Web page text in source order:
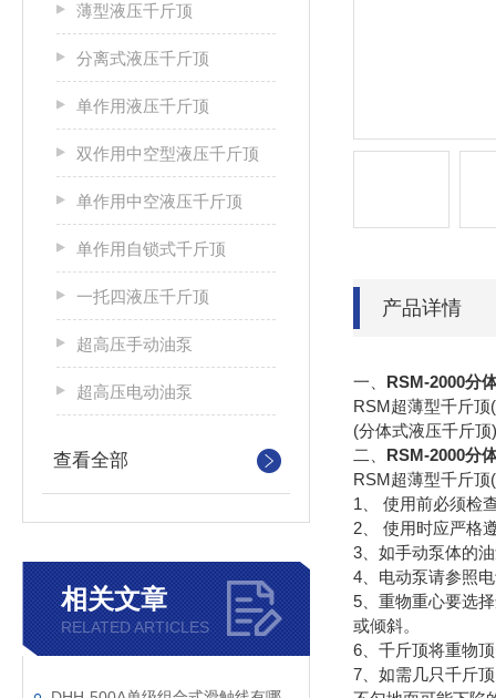
薄型液压千斤顶
分离式液压千斤顶
单作用液压千斤顶
双作用中空型液压千斤顶
单作用中空液压千斤顶
单作用自锁式千斤顶
一托四液压千斤顶
超高压手动油泵
超高压电动油泵
查看全部
相关文章
RELATED ARTICLES
产品详情
一、 RSM-2000分
RSM超薄型千斤
(分体式液压千斤
二、 RSM-2000分
RSM超薄型千斤
1、 使用前必须检
2、 使用时应严格
3、如手动泵体的
4、电动泵请参照
5、重物重心要选
或倾斜。
6、千斤顶将重物
7、如需几只千斤